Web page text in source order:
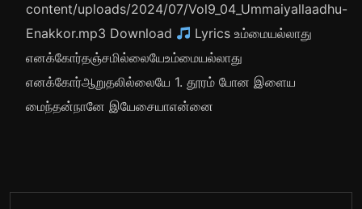
content/uploads/2024/07/Vol9_04_Ummaiyallaadhu-
Enakkor.mp3 Download
Lyrics உம்மையல்லாது
எனக்கோர்தஞ்சமில்லையேஉம்மையல்லாது
எனக்கோர்ஆறுதலில்லையே 1. தூரம் போன இளைய
மைந்தன்நானே இயேசையாஎன்னை